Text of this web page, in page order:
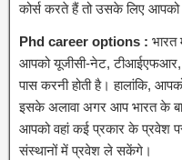
कोर्स करते हैं तो उसके लिए आपको
Phd career options :
आपको यूजीसी-नेट, टीआईएफआर,
पास करनी होती है। हालांकि,
इसके अलावा अगर आप भारत के
आपको वहां कई प्रकार के प्रवेश
संस्थानों में प्रवेश ले सकेंगे।